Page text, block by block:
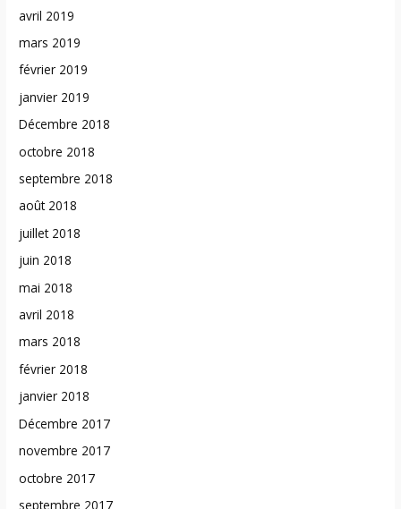
avril 2019
mars 2019
février 2019
janvier 2019
Décembre 2018
octobre 2018
septembre 2018
août 2018
juillet 2018
juin 2018
mai 2018
avril 2018
mars 2018
février 2018
janvier 2018
Décembre 2017
novembre 2017
octobre 2017
septembre 2017